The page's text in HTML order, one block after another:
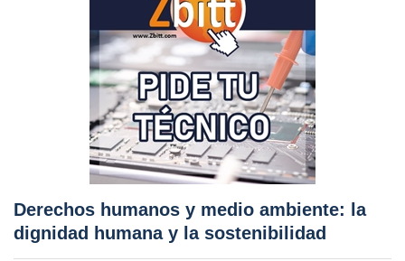
Derechos humanos y medio ambiente: la
dignidad humana y la sostenibilidad